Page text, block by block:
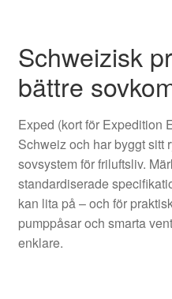
Schweizisk
bättre
Exped (kort för Expedition
Schweiz och har byggt sitt
sovsystem för friluftsliv.
standardiserade
kan lita på – och för
pumppåsar och smarta
enklare.